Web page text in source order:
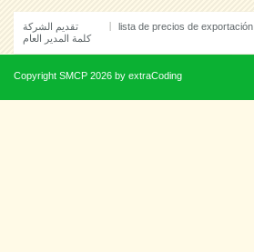
تقديم الشركة
كلمة المدير العام
lista de precios de exportación
Copyright SMCP 2026 by extraCoding